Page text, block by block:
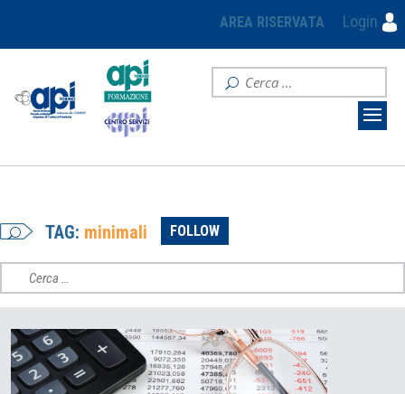
AREA RISERVATA Login
TAG: minimali FOLLOW